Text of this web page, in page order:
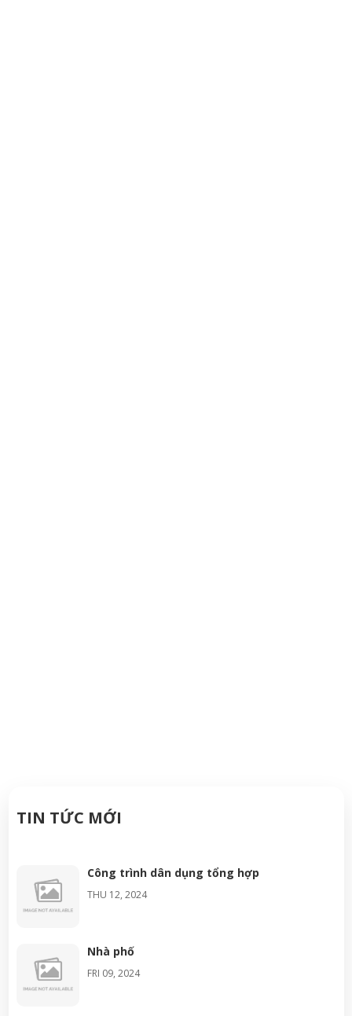
05/12/2024
TIN TỨC MỚI
Công trình dân dụng tổng hợp
THU 12, 2024
Nhà phố
FRI 09, 2024